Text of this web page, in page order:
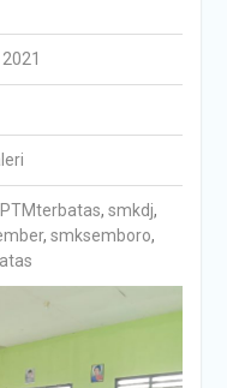
PTMterbatas,smkdj,
, smksemboro,